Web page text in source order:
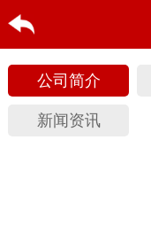
公司简介
新闻资讯